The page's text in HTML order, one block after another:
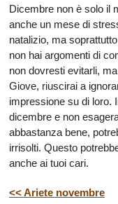
Dicembre non è solo il
anche un mese di
natalizio, ma
non hai argomenti di
non dovresti evitarli,
Giove, riuscirai a
impressione su di loro.
dicembre e non
abbastanza bene,
irrisolti. Questo
anche ai tuoi cari.
<< Ariete novembre